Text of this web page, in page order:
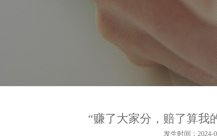
“赚了大家分，赔了算我
发生时间：2024-